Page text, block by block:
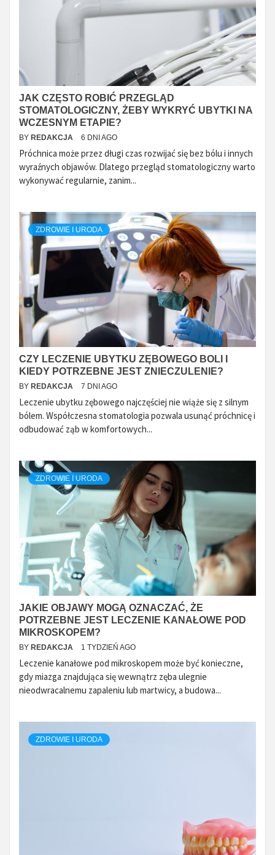
JAK CZĘSTO ROBIĆ PRZEGLĄD
STOMATOLOGICZNY, ŻEBY WYKRYĆ UBYTKI NA
WCZESNYM ETAPIE?
BY REDAKCJA 6 DNI AGO
Próchnica może przez długi czas rozwijać się bez bólu i innych
wyraźnych objawów. Dlatego przegląd stomatologiczny warto
wykonywać regularnie, zanim...
ZDROWIE I URODA
CZY LECZENIE UBYTKU ZĘBOWEGO BOLI I
KIEDY POTRZEBNE JEST ZNIECZULENIE?
BY REDAKCJA 7 DNI AGO
Leczenie ubytku zębowego najczęściej nie wiąże się z silnym
bólem. Współczesna stomatologia pozwala usunąć próchnicę i
odbudować ząb w komfortowych...
ZDROWIE I URODA
JAKIE OBJAWY MOGĄ OZNACZAĆ, ŻE
POTRZEBNE JEST LECZENIE KANAŁOWE POD
MIKROSKOPEM?
BY REDAKCJA 1 TYDZIEŃ AGO
Leczenie kanałowe pod mikroskopem może być konieczne,
gdy miazga znajdująca się wewnątrz zęba ulegnie
nieodwracalnemu zapaleniu lub martwicy, a budowa...
ZDROWIE I URODA